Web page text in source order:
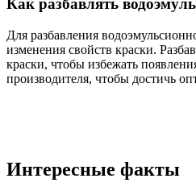
Как разбавлять
Для разбавления
изменения свойств краски.
краски, чтобы избежать
производителя, чтобы достичь
Интересные факты